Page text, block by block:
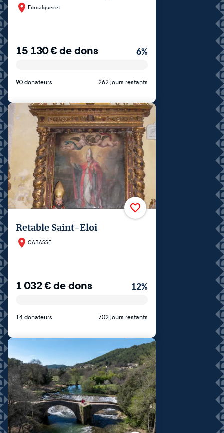
Forcalqueiret
15 130€de dons 6%
90 donateurs 262 jours restants
Retable Saint-Eloi
CABASSE
1 032€de dons 12%
14 donateurs 702 jours restants